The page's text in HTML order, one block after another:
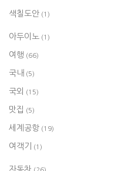
색칠도안 (1)
아두이노 (1)
여행 (66)
국내 (5)
국외 (15)
맛집 (5)
세계공항 (19)
여객기 (1)
자동차